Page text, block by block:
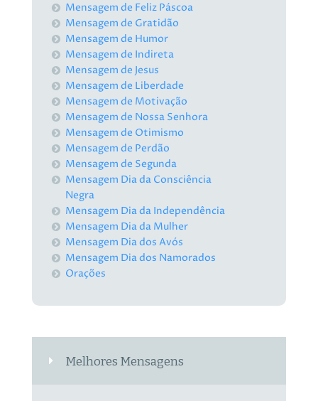
Mensagem de Feliz Páscoa
Mensagem de Gratidão
Mensagem de Humor
Mensagem de Indireta
Mensagem de Jesus
Mensagem de Liberdade
Mensagem de Motivação
Mensagem de Nossa Senhora
Mensagem de Otimismo
Mensagem de Perdão
Mensagem de Segunda
Mensagem Dia da Consciência
Negra
Mensagem Dia da Independência
Mensagem Dia da Mulher
Mensagem Dia dos Avós
Mensagem Dia dos Namorados
Orações
Melhores Mensagens